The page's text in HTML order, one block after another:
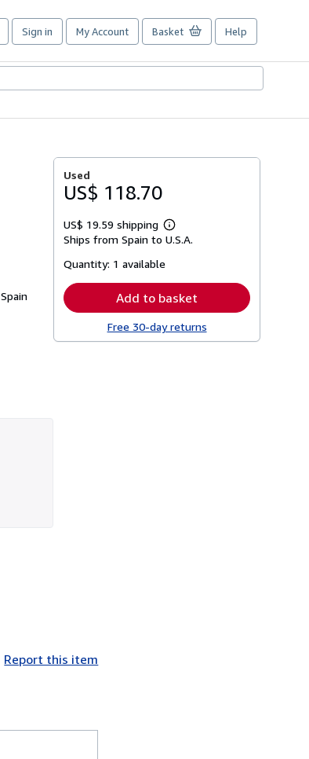
Sign in My Account Basket Help
Used
US$ 118.70
US$ 19.59 shipping
Learn
more
Ships from Spain to U.S.A.
Quantity: 1 available
Add to basket
Free 30-day returns
Report this item